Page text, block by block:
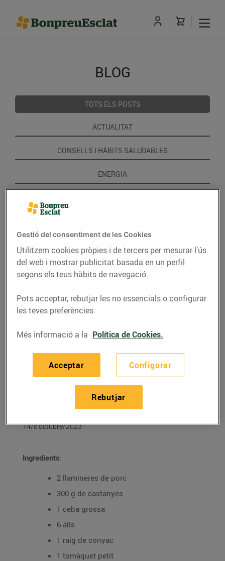
BLOG
TOTS ELS POSTS
ACTUALITAT
CONSELLS I HÀBITS SALUDABLES
ENERGIA
RECEPTES
Llaminera amb
castanyes
14/d’octubre/2023
Ingredients:
2 llamineres de porc
300 g de castanyes
1 ceba grossa
6 alls
1 raig de conyac
1 tomàquet petit
Gestió del consentiment de les Cookies
Utilitzem cookies pròpies i de tercers per mesurar l’ús
del web i mostrar publicitat basada en un perfil
segons els teus hàbits de navegació.
Pots acceptar, rebutjar les no essencials o configurar
les teves preferències.
Més informació a la Política de Cookies.
Configurar
Rebutjar
Acceptar